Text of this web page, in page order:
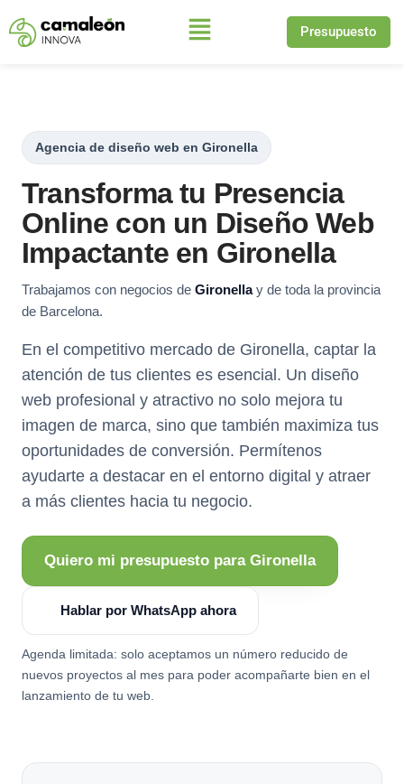
Saltar
Presupuesto
Agencia de diseño web en Gironella
Transforma tu Presencia
Online con un Diseño Web
Impactante en Gironella
Trabajamos con negocios de Gironellay de toda la provincia
de Barcelona.
En el competitivo mercado de Gironella, captar la
atención de tus clientes es esencial. Un diseño
web profesional y atractivo no solo mejora tu
imagen de marca, sino que también maximiza tus
oportunidades de conversión. Permítenos
ayudarte a destacar en el entorno digital y atraer
a más clientes hacia tu negocio.
Quiero mi presupuesto para Gironella
Hablar por WhatsApp ahora
Agenda limitada: solo aceptamos un número reducido de
nuevos proyectos al mes para poder acompañarte bien en el
lanzamiento de tu web.